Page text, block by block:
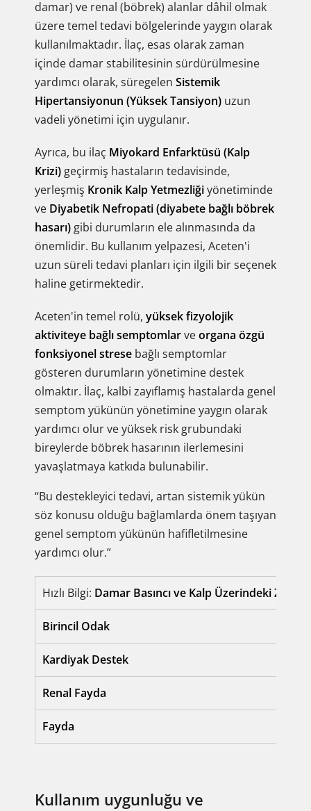
damar) ve renal (böbrek) alanlar dâhil olmak
üzere temel tedavi bölgelerinde yaygın olarak
kullanılmaktadır. İlaç, esas olarak zaman
içinde damar stabilitesinin sürdürülmesine
yardımcı olarak, süregelen Sistemik
Hipertansiyonun (Yüksek Tansiyon) uzun
vadeli yönetimi için uygulanır.
Ayrıca, bu ilaç Miyokard Enfarktüsü (Kalp
Krizi) geçirmiş hastaların tedavisinde,
yerleşmiş Kronik Kalp Yetmezliğiyönetiminde
ve Diyabetik Nefropati (diyabete bağlı böbrek
hasarı) gibi durumların ele alınmasında da
önemlidir. Bu kullanım yelpazesi, Aceten'i
uzun süreli tedavi planları için ilgili bir seçenek
haline getirmektedir.
Aceten'in temel rolü, yüksek fizyolojik
aktiviteye bağlı semptomlarveorgana özgü
fonksiyonel strese bağlı semptomlar
gösteren durumların yönetimine destek
olmaktır. İlaç, kalbi zayıflamış hastalarda genel
semptom yükünün yönetimine yaygın olarak
yardımcı olur ve yüksek risk grubundaki
bireylerde böbrek hasarının ilerlemesini
yavaşlatmaya katkıda bulunabilir.
“Bu destekleyici tedavi, artan sistemik yükün
söz konusu olduğu bağlamlarda önem taşıyan
genel semptom yükünün hafifletilmesine
yardımcı olur.”
Hızlı Bilgi: Damar Basıncı ve Kalp Üzerindeki
Birincil Odak
Kardiyak Destek
Renal Fayda
Fayda
Kullanım uygunluğu ve